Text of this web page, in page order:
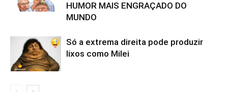
HUMOR MAIS ENGRAÇADO DO
MUNDO
Só a extrema direita pode produzir
lixos como Milei